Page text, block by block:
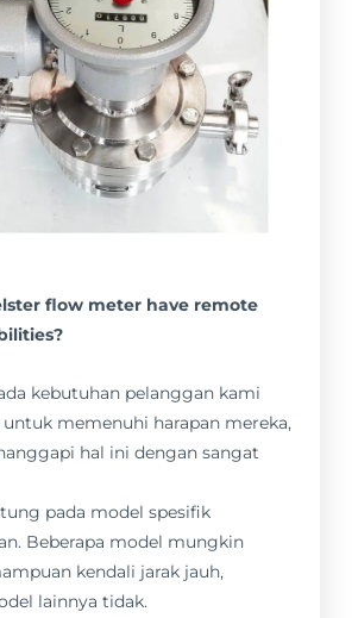
flow meter have remote
kebutuhan pelanggan kami
untuk memenuhi harapan mereka,
hal ini dengan sangat
pada model spesifik
Beberapa model mungkin
kendali jarak jauh,
lainnya tidak.